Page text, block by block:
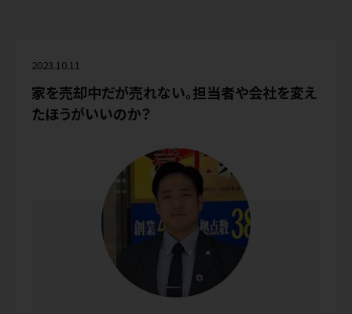
2023.10.11
家を売却中だが売れない。担当者や会社を変え
たほうがいいのか？